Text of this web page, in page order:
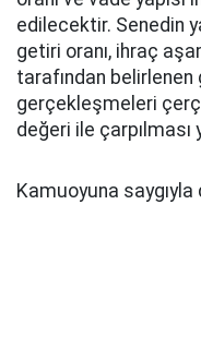
edilecektir. Senedin
getiri oranı, ihraç
tarafından belirlenen
gerçekleşmeleri
değeri ile
Kamuoyuna saygıyla